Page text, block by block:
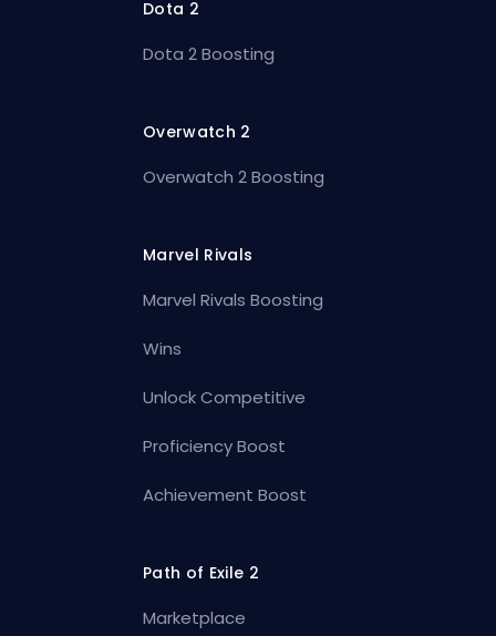
Dota 2
Dota 2 Boosting
Overwatch 2
Overwatch 2 Boosting
Marvel Rivals
Marvel Rivals Boosting
Wins
Unlock Competitive
Proficiency Boost
Achievement Boost
Path of Exile 2
Marketplace